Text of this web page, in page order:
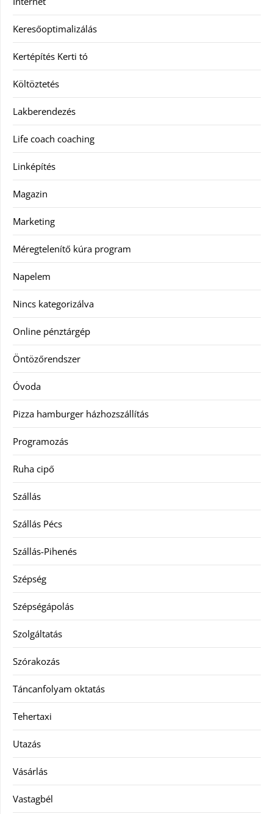
Keresőoptimalizálás
Kertépítés Kerti tó
Költöztetés
Lakberendezés
Life coach coaching
Linképítés
Magazin
Marketing
Méregtelenítő kúra program
Napelem
Nincs kategorizálva
Online pénztárgép
Öntözőrendszer
Óvoda
Pizza hamburger házhozszállítás
Programozás
Ruha cipő
Szállás
Szállás Pécs
Szállás-Pihenés
Szépség
Szépségápolás
Szolgáltatás
Szórakozás
Táncanfolyam oktatás
Tehertaxi
Utazás
Vásárlás
Vastagbél